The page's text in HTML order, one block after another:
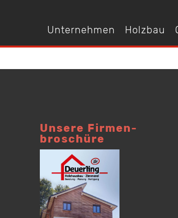
Unternehmen Holzbau
Unsere Firmen­
broschüre